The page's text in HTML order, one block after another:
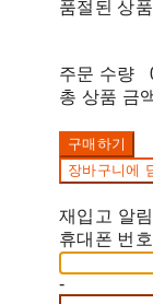
품절된 상
주문 수량
총 상품 금
구매하기
장바구니에
재입고 알
휴대폰 번호
-